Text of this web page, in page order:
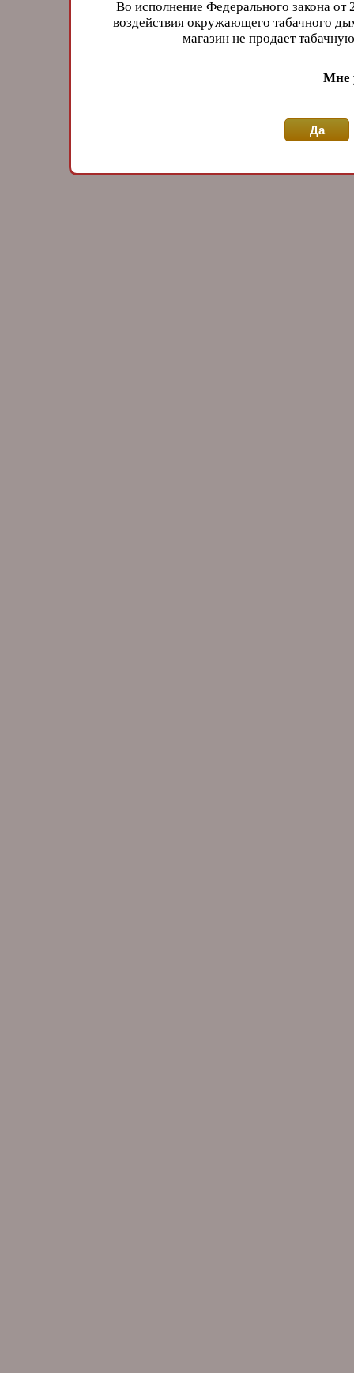
Во исполнение Федерального закона
воздействия окружающего табачного
магазин не продает
Мне
Да